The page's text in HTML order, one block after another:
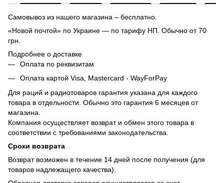
Самовывоз из нашего магазина – бесплатно.
«Новой почтой» по Украине — по тарифу НП. Обычно от 70
грн.
Подробнее о доставке
Оплата по реквизитам
Оплата картой Visa, Mastercard - WayForPay
Для раций и радиотоваров гарантия указана для каждого
товара в отдельности. Обычно это гарантия 6 месяцев от
магазина.
Компания осуществляет возврат и обмен этого товара в
соответствии с требованиями законодательства.
Сроки возврата
Возврат возможен в течение 14 дней после получения (для
товаров надлежащего качества).